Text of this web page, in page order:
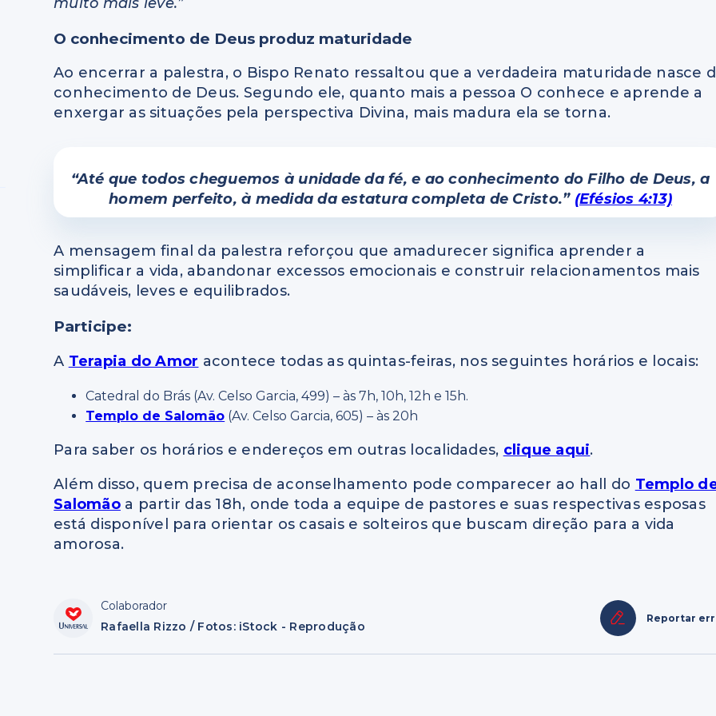
O conhecimento de Deus produz maturidade
Ao encerrar a palestra, o Bispo Renato ressaltou que a verdadeira maturidade nasce
conhecimento de Deus. Segundo ele, quanto mais a pessoa O conhece e aprende a
enxergar as situações pela perspectiva Divina, mais madura ela se torna.
“Até que todos cheguemos à unidade da fé, e ao conhecimento do Filho de Deus, a
homem perfeito, à medida da estatura completa de Cristo.” (Efésios 4:13)
A mensagem final da palestra reforçou que amadurecer significa aprender a
simplificar a vida, abandonar excessos emocionais e construir relacionamentos mais
saudáveis, leves e equilibrados.
Participe:
A Terapia do Amor acontece todas as quintas-feiras, nos seguintes horários e locais:
Catedral do Brás (Av. Celso Garcia, 499) – às 7h, 10h, 12h e 15h.
Templo de Salomão (Av. Celso Garcia, 605) – às 20h
Para saber os horários e endereços em outras localidades, clique aqui.
Além disso, quem precisa de aconselhamento pode comparecer ao hall do Templo
Salomãoa partir das 18h, onde toda a equipe de pastores e suas respectivas esposas
está disponível para orientar os casais e solteiros que buscam direção para a vida
amorosa.
Colaborador
Rafaella Rizzo / Fotos: iStock - Reprodução
Reportar